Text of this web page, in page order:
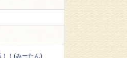
！(みーたん)